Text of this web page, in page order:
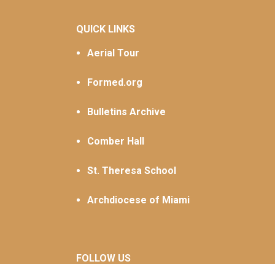
QUICK LINKS
Aerial Tour
Formed.org
Bulletins Archive
Comber Hall
St. Theresa School
Archdiocese of Miami
FOLLOW US